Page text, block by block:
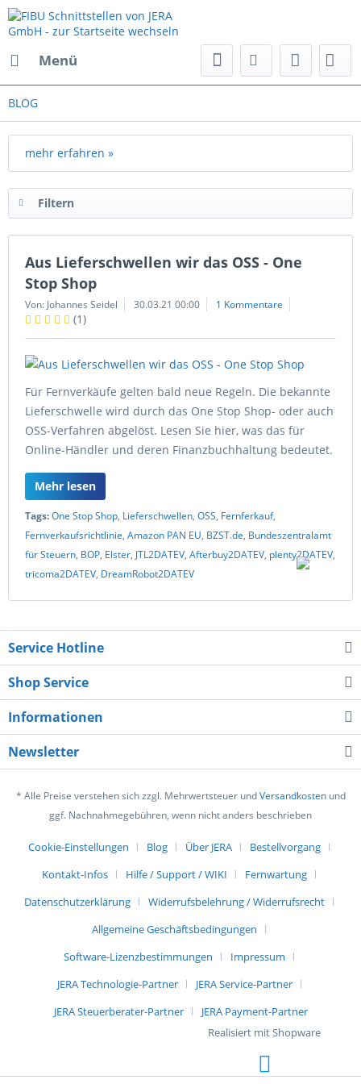
Menü
BLOG
mehr erfahren »
Filtern
Aus Lieferschwellen wir das OSS - One
Stop Shop
Von: Johannes Seidel 30.03.21 00:00 1 Kommentare
(1)
Für Fernverkäufe gelten bald neue Regeln. Die bekannte
Lieferschwelle wird durch das One Stop Shop- oder auch
OSS-Verfahren abgelöst. Lesen Sie hier, was das für
Online-Händler und deren Finanzbuchhaltung bedeutet.
Mehr lesen
Tags:One Stop Shop, Lieferschwellen, OSS, Fernferkauf,
Fernverkaufsrichtlinie, Amazon PAN EU, BZST.de, Bundeszentralamt
für Steuern, BOP, Elster, JTL2DATEV, Afterbuy2DATEV, plenty2DATEV,
tricoma2DATEV, DreamRobot2DATEV
Service Hotline
Shop Service
Informationen
Newsletter
* Alle Preise verstehen sich zzgl. Mehrwertsteuer undVersandkostenund
ggf. Nachnahmegebühren, wenn nicht anders beschrieben
Cookie-Einstellungen Blog Über JERA
Bestellvorgang
Kontakt-Infos
Hilfe / Support / WIKI
Fernwartung
Datenschutzerklärung
Widerrufsbelehrung / Widerrufsrecht
Allgemeine Geschäftsbedingungen
Software-Lizenzbestimmungen
Impressum
JERA Technologie-Partner
JERA Service-Partner
JERA Steuerberater-Partner
JERA Payment-Partner
Realisiert mit Shopware